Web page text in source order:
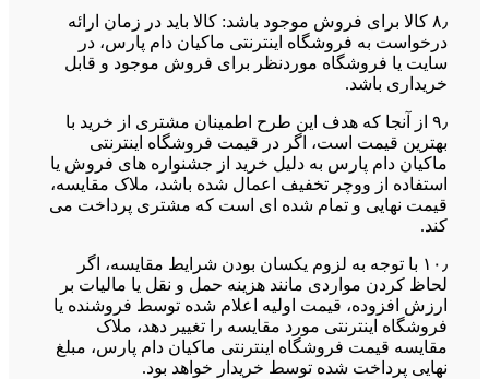
۸٫ کالا برای فروش موجود باشد: کالا باید در زمان ارائه
درخواست به فروشگاه اینترنتی ماکیان دام پارس، در
سایت یا فروشگاه موردنظر برای فروش موجود و قابل
خریداری باشد.
۹٫ از آنجا که هدف این طرح اطمینان مشتری از خرید با
بهترین قیمت است، اگر در قیمت فروشگاه اینترنتی
ماکیان دام پارس به دلیل خرید از جشنواره های فروش یا
استفاده از ووچر تخفیف اعمال شده باشد، ملاک مقایسه،
قیمت نهایی و تمام شده ای است که مشتری پرداخت می
کند.
۱۰٫ با توجه به لزوم یکسان بودن شرایط مقایسه، اگر
لحاظ کردن مواردی مانند هزینه حمل و نقل یا مالیات بر
ارزش افزوده، قیمت اولیه اعلام شده توسط فروشنده یا
فروشگاه اینترنتی مورد مقایسه را تغییر دهد، ملاک
مقایسه قیمت فروشگاه اینترنتی ماکیان دام پارس، مبلغ
نهایی پرداخت شده توسط خریدار خواهد بود.